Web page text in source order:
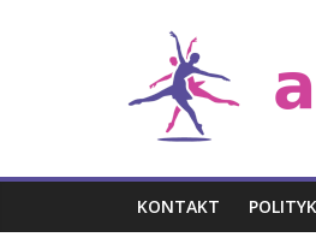
Taniec
i
KONTAKT